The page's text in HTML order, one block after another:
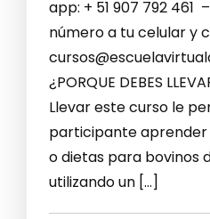
app: + 51 907 792 461
número a tu celular y
¿PORQUE DEBES
Llevar este curso le
participante
o dietas para bovinos
utilizando un […]